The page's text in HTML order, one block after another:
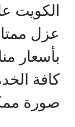
الكويت
عزل
بأسعار
كافة
صورة